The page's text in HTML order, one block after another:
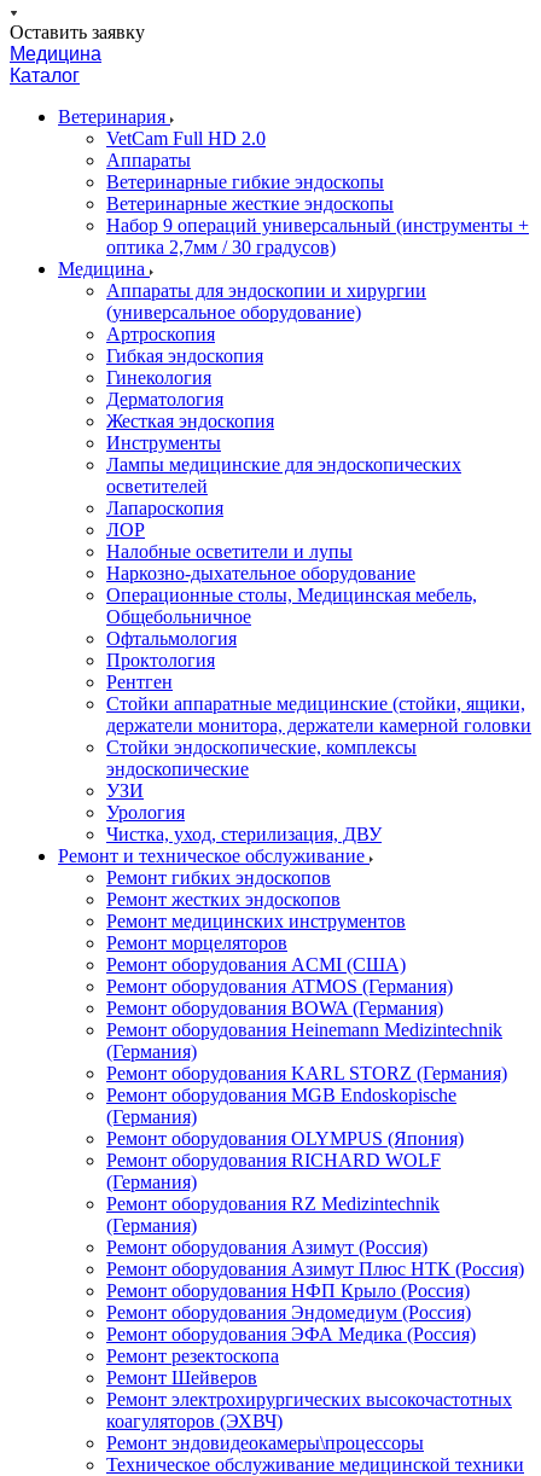
Оставить заявку
Медицина
Каталог
Ветеринария
VetCam Full HD 2.0
Аппараты
Ветеринарные гибкие эндоскопы
Ветеринарные жесткие эндоскопы
Набор 9 операций универсальный (инструменты +
оптика 2,7мм / 30 градусов)
Медицина
Аппараты для эндоскопии и хирургии
(универсальное оборудование)
Артроскопия
Гибкая эндоскопия
Гинекология
Дерматология
Жесткая эндоскопия
Инструменты
Лампы медицинские для эндоскопических
осветителей
Лапароскопия
ЛОР
Налобные осветители и лупы
Наркозно-дыхательное оборудование
Операционные столы, Медицинская мебель,
Общебольничное
Офтальмология
Проктология
Рентген
Стойки аппаратные медицинские (стойки, ящики,
держатели монитора, держатели камерной головки
Стойки эндоскопические, комплексы
эндоскопические
УЗИ
Урология
Чистка, уход, стерилизация, ДВУ
Ремонт и техническое обслуживание
Ремонт гибких эндоскопов
Ремонт жестких эндоскопов
Ремонт медицинских инструментов
Ремонт морцеляторов
Ремонт оборудования ACMI (США)
Ремонт оборудования ATMOS (Германия)
Ремонт оборудования BOWA (Германия)
Ремонт оборудования Heinemann Medizintechnik
(Германия)
Ремонт оборудования KARL STORZ (Германия)
Ремонт оборудования MGB Endoskopische
(Германия)
Ремонт оборудования OLYMPUS (Япония)
Ремонт оборудования RICHARD WOLF
(Германия)
Ремонт оборудования RZ Medizintechnik
(Германия)
Ремонт оборудования Азимут (Россия)
Ремонт оборудования Азимут Плюс НТК (Россия)
Ремонт оборудования НФП Крыло (Россия)
Ремонт оборудования Эндомедиум (Россия)
Ремонт оборудования ЭФА Медика (Россия)
Ремонт резектоскопа
Ремонт Шейверов
Ремонт электрохирургических высокочастотных
коагуляторов (ЭХВЧ)
Ремонт эндовидеокамеры\процессоры
Техническое обслуживание медицинской техники